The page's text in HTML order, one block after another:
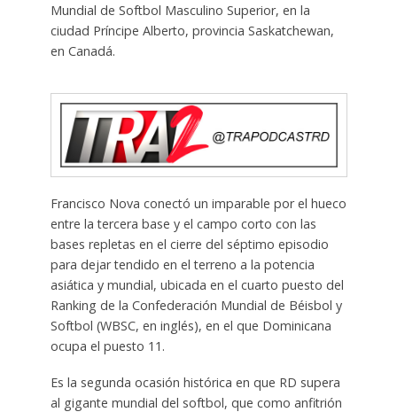
Mundial de Softbol Masculino Superior, en la
ciudad Príncipe Alberto, provincia Saskatchewan,
en Canadá.
Francisco Nova conectó un imparable por el hueco
entre la tercera base y el campo corto con las
bases repletas en el cierre del séptimo episodio
para dejar tendido en el terreno a la potencia
asiática y mundial, ubicada en el cuarto puesto del
Ranking de la Confederación Mundial de Béisbol y
Softbol (WBSC, en inglés), en el que Dominicana
ocupa el puesto 11.
Es la segunda ocasión histórica en que RD supera
al gigante mundial del softbol, que como anfitrión